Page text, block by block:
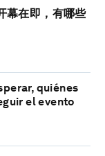
幕在即，有哪些
quiénes
el evento